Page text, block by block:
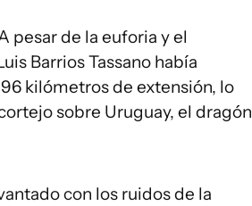
pesar de la euforia y el
Barrios Tassano había
kilómetros de extensión, lo
sobre Uruguay, el dragón
con los ruidos de la